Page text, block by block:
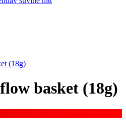
(18g)
basket (18g)